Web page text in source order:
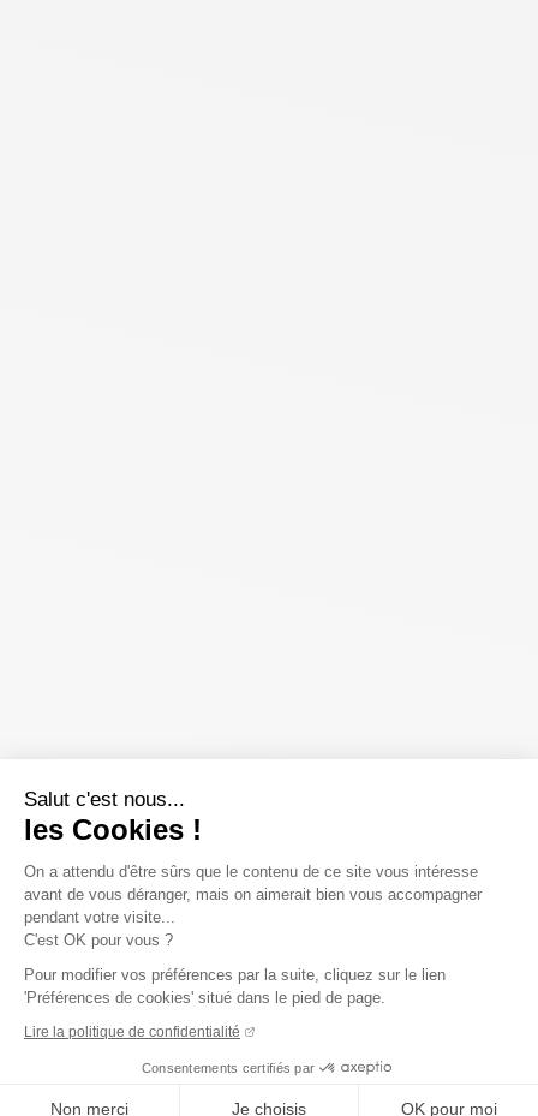
Salut c'est nous...
les Cookies !
On a attendu d'être sûrs que le contenu de ce site vous intéresse
avant de vous déranger, mais on aimerait bien vous accompagner
pendant votre visite...
C'est OK pour vous ?
Pour modifier vos préférences par la suite, cliquez sur le lien
'Préférences de cookies' situé dans le pied de page.
Lire la politique de confidentialité
Consentements certifiés par
Non merci Je choisis OK pour moi